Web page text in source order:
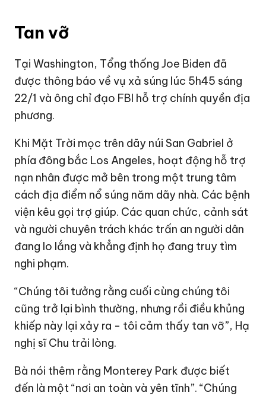
Tan vỡ
Tại Washington, Tổng thống Joe Biden đã
được thông báo về vụ xả súng lúc 5h45 sáng
22/1 và ông chỉ đạo FBI hỗ trợ chính quyền địa
phương.
Khi Mặt Trời mọc trên dãy núi San Gabriel ở
phía đông bắc Los Angeles, hoạt động hỗ trợ
nạn nhân được mở bên trong một trung tâm
cách địa điểm nổ súng năm dãy nhà. Các bệnh
viện kêu gọi trợ giúp. Các quan chức, cảnh sát
và người chuyên trách khác trấn an người dân
đang lo lắng và khẳng định họ đang truy tìm
nghi phạm.
“Chúng tôi tưởng rằng cuối cùng chúng tôi
cũng trở lại bình thường, nhưng rồi điều khủng
khiếp này lại xảy ra - tôi cảm thấy tan vỡ”, Hạ
nghị sĩ Chu trải lòng.
Bà nói thêm rằng Monterey Park được biết
đến là một “nơi an toàn và yên tĩnh”. “Chúng